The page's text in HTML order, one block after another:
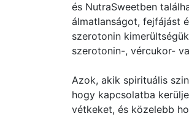
és NutraSweetben
álmatlanságot, fejfájást
szerotonin
szerotonin-, vércukor-
Azok, akik spirituális
hogy kapcsolatba
vétkeket, és közelebb